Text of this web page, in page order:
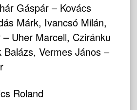
Gáspár – Kovács
Márk, Ivancsó Milán,
Uher Marcell, Cziránku
Balázs, Vermes János –
Roland